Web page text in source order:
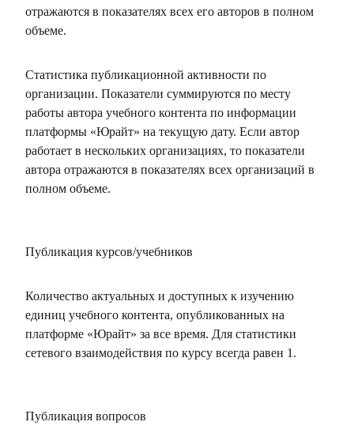
отражаются в показателях всех его авторов в полном
объеме.
Статистика публикационной активности по
организации. Показатели суммируются по месту
работы автора учебного контента по информации
платформы «Юрайт» на текущую дату. Если автор
работает в нескольких организациях, то показатели
автора отражаются в показателях всех организаций в
полном объеме.
Публикация курсов/учебников
Количество актуальных и доступных к изучению
единиц учебного контента, опубликованных на
платформе «Юрайт» за все время. Для статистики
сетевого взаимодействия по курсу всегда равен 1.
Публикация вопросов